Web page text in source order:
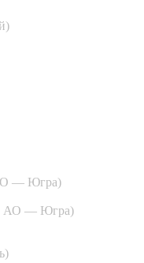
— Югра)
АО — Югра)